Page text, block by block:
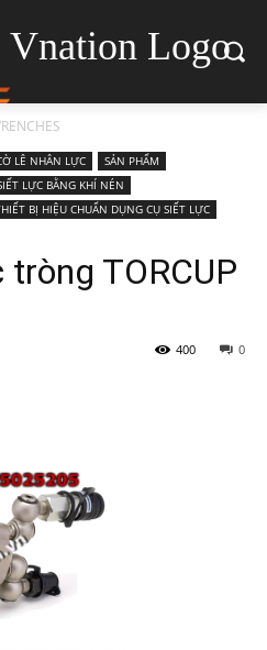
Vnation Logo
LÊ NHÂN LỰC
SẢN PHẨM
LỰC BẰNG KHÍ NÉN
BỊ HIỆU CHUẨN DỤNG CỤ SIẾT LỰC
TORCUP
0
400